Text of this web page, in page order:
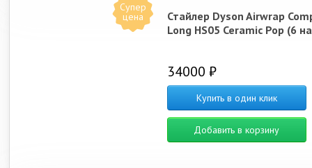
Супер
цена
Стайлер Dyson Airwrap
Long HS05 Ceramic Pop (6
34000 ₽
Купить в один клик
Добавить в корзину